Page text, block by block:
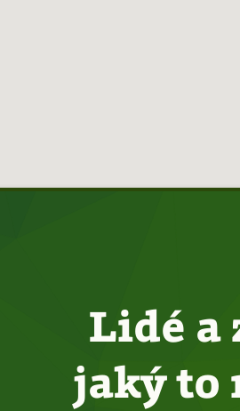
Lidé a
jaký to